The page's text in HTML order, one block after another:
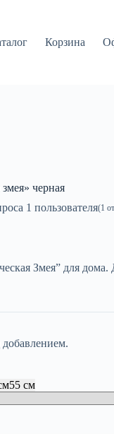
Корзина
черная
1 пользователя(1
Змея” для
55 см